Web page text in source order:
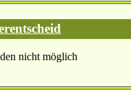
nicht möglich